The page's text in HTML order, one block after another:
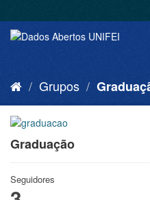
Grupos
Graduação
Seguidores